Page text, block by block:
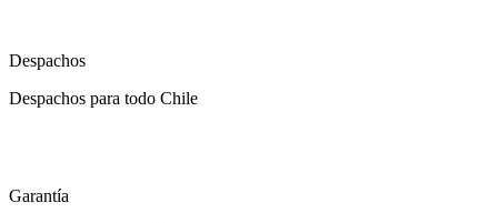
Despachos
Despachos para todo Chile
Garantía